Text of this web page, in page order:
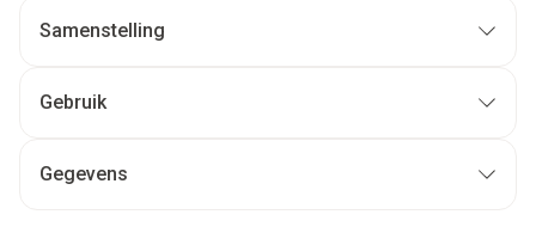
Samenstelling
Gebruik
Gegevens